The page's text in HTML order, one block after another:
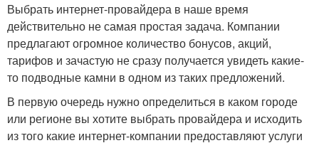
Выбрать интернет-провайдера в наше время
действительно не самая простая задача. Компании
предлагают огромное количество бонусов, акций,
тарифов и зачастую не сразу получается увидеть какие-
то подводные камни в одном из таких предложений.
В первую очередь нужно определиться в каком городе
или регионе вы хотите выбрать провайдера и исходить
из того какие интернет-компании предоставляют услуги